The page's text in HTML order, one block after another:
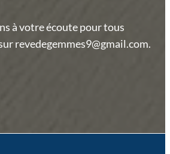
à votre écoute pour tous
revedegemmes9@gmail.com.